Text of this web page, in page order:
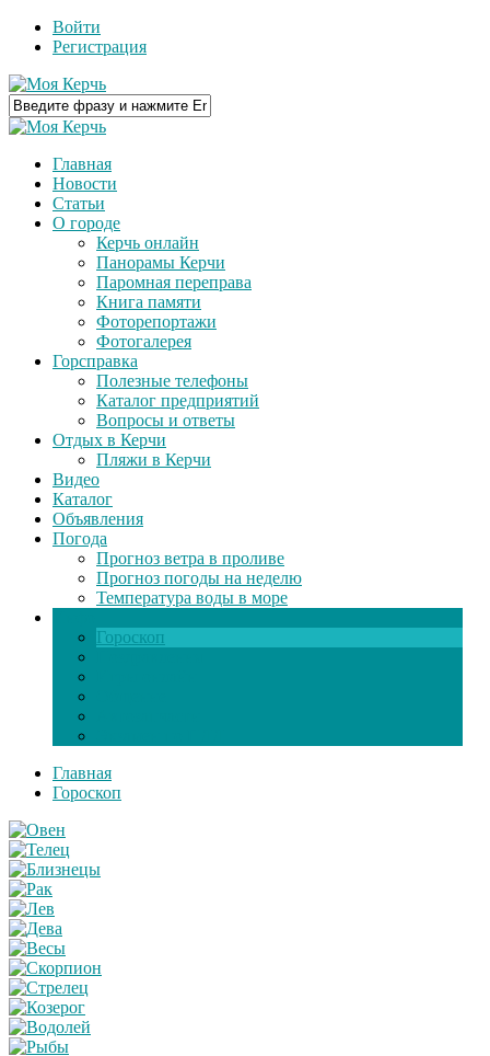
Войти
Регистрация
Главная
Новости
Статьи
О городе
Керчь онлайн
Панорамы Керчи
Паромная переправа
Книга памяти
Фоторепортажи
Фотогалерея
Горсправка
Полезные телефоны
Каталог предприятий
Вопросы и ответы
Отдых в Керчи
Пляжи в Керчи
Видео
Каталог
Объявления
Погода
Прогноз ветра в проливе
Прогноз погоды на неделю
Температура воды в море
Гороскоп
Главная
Гороскоп